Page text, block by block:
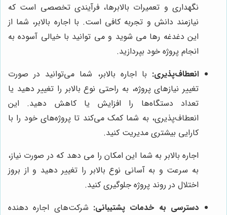
نگهداری و تعمیرات بالابرها، فرآیندی تخصصی است که
نیازمند دانش و تجربه کافی است. با اجاره بالابر، شما از
این دغدغه رها می شوید و می توانید با خیالی آسوده به
انجام پروژه خود بپردازید.
انعطاف‌پذیری: با اجاره بالابر، شما می‌توانید در صورت
تغییر نیازهای پروژه، به راحتی نوع بالابر را تغییر دهید یا
تعداد دستگاه‌ها را افزایش یا کاهش دهید. این
انعطاف‌پذیری، به شما کمک می‌کند تا پروژه‌های خود را با
کارایی بیشتری مدیریت کنید.
اجاره بالابر به شما این امکان را می دهد که در صورت نیاز،
به سرعت و به آسانی نوع بالابر را تغییر دهید و از بروز
اختلال در روند پروژه جلوگیری کنید.
دسترسی به خدمات پشتیبانی: شرکت‌های اجاره دهنده